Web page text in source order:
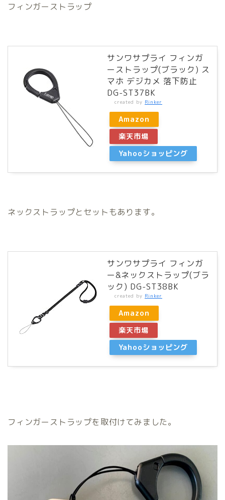
フィンガーストラップ
サンワサプライ フィンガ
ーストラップ(ブラック) ス
マホ デジカメ 落下防止
DG-ST37BK
created by Rinker
Amazon
楽天市場
Yahooショッピング
ネックストラップとセットもあります。
サンワサプライ フィンガ
ー&ネックストラップ(ブラ
ック) DG-ST38BK
created by Rinker
Amazon
楽天市場
Yahooショッピング
フィンガーストラップを取付けてみました。